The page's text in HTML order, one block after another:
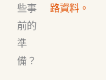
些事
前的
準
備？
路資料。